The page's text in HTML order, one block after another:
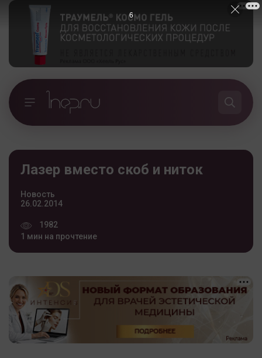
Лазер вместо скоб и ниток
Новость
26.02.2014
1982
1 мин на прочтение
5